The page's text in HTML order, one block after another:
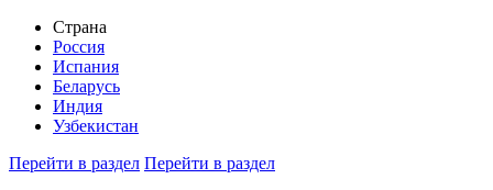
Страна
Россия
Испания
Беларусь
Индия
Узбекистан
Перейти в раздел Перейти в раздел